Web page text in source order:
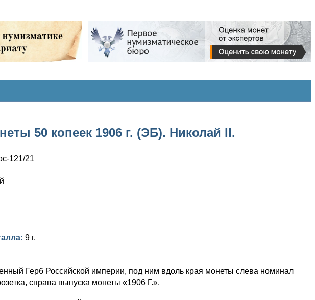
50 копеек 1906 г. (ЭБ). Николай II.
121/21
9 г.
Герб Российской империи, под ним вдоль края монеты слева номинал
справа выпуска монеты «1906 Г.».